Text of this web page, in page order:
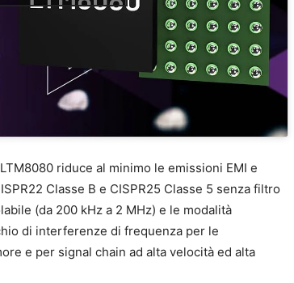
riduce al minimo le emissioni EMI e
Classe B e CISPR25 Classe 5 senza filtro
(da 200 kHz a 2 MHz) e le modalità
di interferenze di frequenza per le
e per signal chain ad alta velocità ed alta